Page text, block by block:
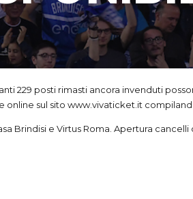
229 posti rimasti ancora invenduti
online sul sito www.vivaticket.it
Brindisi e Virtus Roma. Apertura